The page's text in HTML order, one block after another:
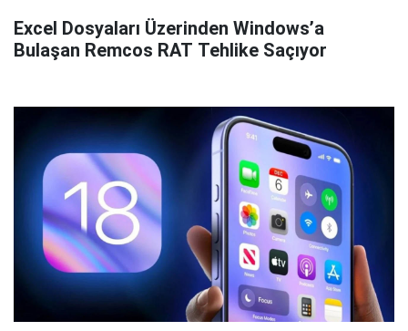
Excel Dosyaları Üzerinden Windows’a
Bulaşan Remcos RAT Tehlike Saçıyor